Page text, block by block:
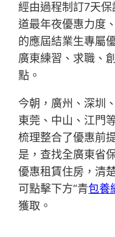
經由過程制訂7天
道最年夜優惠力度
的應屆結業生專屬
廣東練習、求職、
點。
今朝，廣州、深圳
東莞、中山、江門
梳理整合了優惠前
是，查找全廣東省
優惠租賃住房，清
可點擊下方“青包養
獲取。